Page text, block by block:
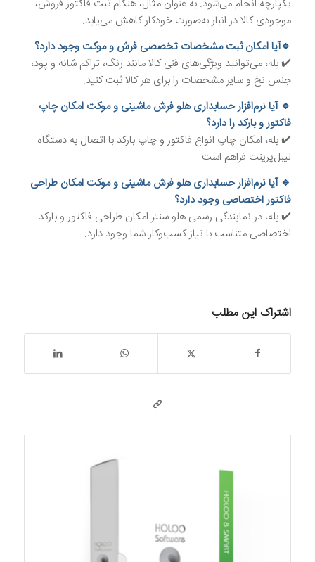
یکپارچه انجام می‌شود. به عنوان مثال، هنگام ثبت فاکتور فروش،
موجودی کالا در انبار به‌صورت خودکار کاهش می‌یابد.
🔹آیا امکان ثبت مشخصات تخصصی فرش و موکت وجود دارد؟
✔️ بله، می‌توانید ویژگی‌های فنی کالا مانند رنگ، تراکم شانه و پود،
جنس نخ و سایر مشخصات را برای هر کالا ثبت کنید.
🔹 آیا نرم‌افزار حسابداری هلو فرش ماشینی و موکت امکان چاپ
فاکتور و بارکد را دارد؟
✔️ بله، امکان چاپ انواع فاکتور و چاپ بارکد با اتصال به دستگاه
لیبل‌پرینت فراهم است.
🔹 آیا نرم‌افزار حسابداری هلو فرش ماشینی و موکت امکان طراحی
فاکتور اختصاصی وجود دارد؟
✔️ بله، در نمایندگی رسمی هلو سنتر امکان طراحی فاکتور و بارکد
اختصاصی متناسب با نیاز کسب‌وکار شما وجود دارد.
اشتراک این مطلب